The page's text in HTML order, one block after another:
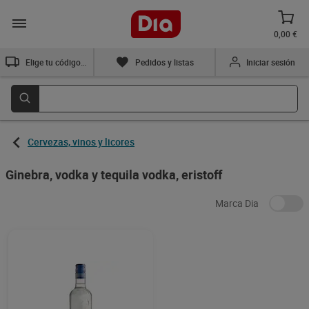
0,00 €
Pedidos y listas Iniciar sesión
Cervezas, vinos y licores
Ginebra, vodka y tequila vodka, eristoff
Marca Dia